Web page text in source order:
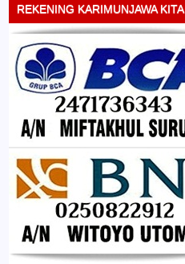
REKENING KARIMUNJAWA KITA